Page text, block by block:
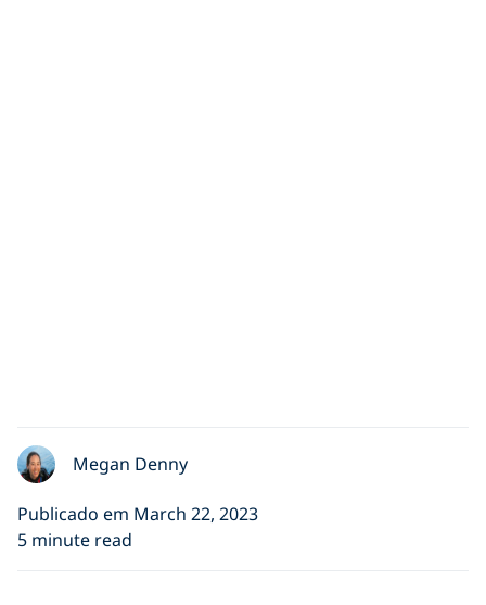
Megan Denny
Publicado em March 22, 2023
5 minute read